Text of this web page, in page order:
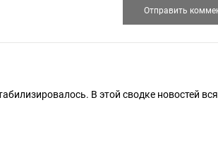
В этой сводке новостей вся